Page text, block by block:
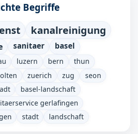
Begriffe
kanalreinigung
sanitaer basel
luzern bern
thun
olten zuerich zug
seon
basel-landschaft
gerlafingen
stadt landschaft